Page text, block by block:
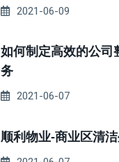
2021-06-09
如何制定高效的公司
务
2021-06-07
顺利物业-商业区清